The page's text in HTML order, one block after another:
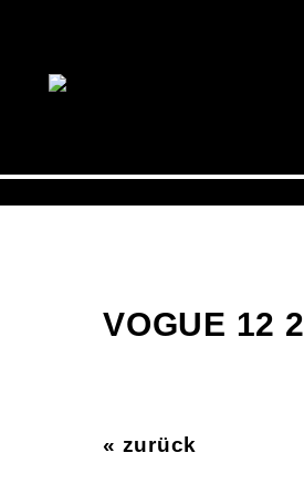
VOGUE 12
« zurück